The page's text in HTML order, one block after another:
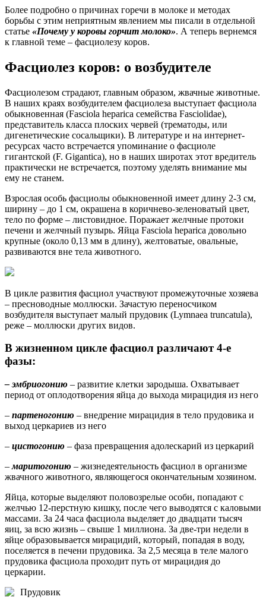
Более подробно о причинах горечи в молоке и методах
борьбы с этим неприятным явлением мы писали в отдельной
статье «Почему у коровы горчит молоко». А теперь вернемся
к главной теме – фасциолезу коров.
Фасциолез коров: о возбудителе
Фасциолезом страдают, главным образом, жвачные животные.
В наших краях возбудителем фасциолеза выступает фасциола
обыкновенная (Fasciola heparica семейства Fasciolidae),
представитель класса плоских червей (трематоды, или
дигенетические сосальщики). В литературе и на интернет-
ресурсах часто встречается упоминание о фасциоле
гигантской (F. Gigantica), но в наших широтах этот вредитель
практически не встречается, поэтому уделять внимание мы
ему не станем.
Взрослая особь фасциолы обыкновенной имеет длину 2-3 см,
ширину – до 1 см, окрашена в коричнево-зеленоватый цвет,
тело по форме – листовидное. Поражает желчные протоки
печени и желчный пузырь. Яйца Fasciola heparica довольно
крупные (около 0,13 мм в длину), желтоватые, овальные,
развиваются вне тела животного.
В цикле развития фасциол участвуют промежуточные хозяева
– пресноводные моллюски. Зачастую переносчиком
возбудителя выступает малый прудовик (Lymnaea truncatula),
реже – моллюски других видов.
В жизненном цикле фасциол различают 4-е
фазы:
– эмбриогонию – развитие клетки зародыша. Охватывает
период от оплодотворения яйца до выхода мирацидия из него
– партеногонию – внедрение мирацидия в тело прудовика и
выход церкариев из него
– цистогонию – фаза превращения адолескарий из церкарий
– маритогонию – жизнедеятельность фасциол в организме
жвачного животного, являющегося окончательным хозяином.
Яйца, которые выделяют половозрелые особи, попадают с
желчью 12-перстную кишку, после чего выводятся с каловыми
массами. За 24 часа фасциола выделяет до двадцати тысяч
яиц, за всю жизнь – свыше 1 миллиона. За две-три недели в
яйце образовывается мирацидий, который, попадая в воду,
поселяется в печени прудовика. За 2,5 месяца в теле малого
прудовика фасциола проходит путь от мирацидия до
церкарии.
Прудовик